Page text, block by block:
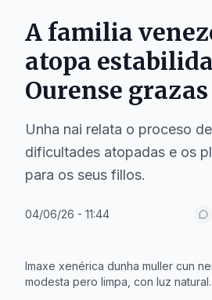
A familia
atopa
Ourense
Unha nai relata o proceso
dificultades atopadas e os
para os seus fillos.
04/06/26 - 11:44
Imaxe xenérica dunha muller cun
modesta pero limpa, con luz natural.